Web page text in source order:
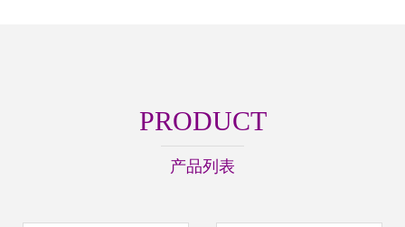
PRODUCT
产品列表